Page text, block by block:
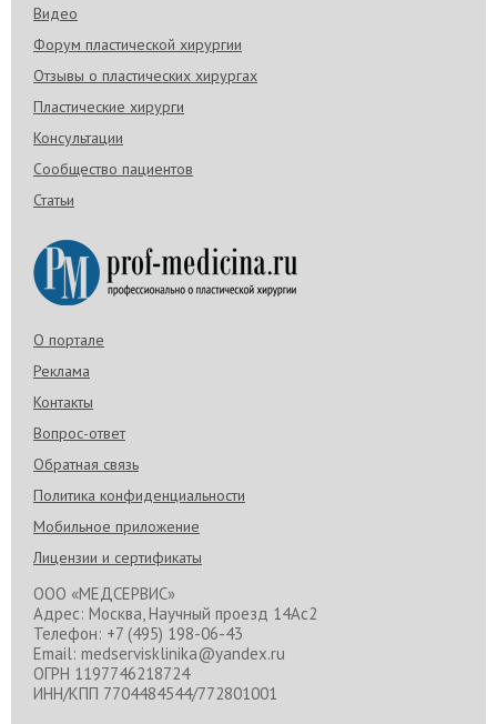
Видео
Форум пластической хирургии
Отзывы о пластических хирургах
Пластические хирурги
Консультации
Сообщество пациентов
Статьи
О портале
Реклама
Контакты
Вопрос-ответ
Обратная связь
Политика конфиденциальности
Мобильное приложение
Лицензии и сертификаты
ООО «МЕДСЕРВИС»
Адрес: Москва, Научный проезд 14Ас2
Телефон: +7 (495) 198-06-43
Email: medservisklinika@yandex.ru
ОГРН 1197746218724
ИНН/КПП 7704484544/772801001